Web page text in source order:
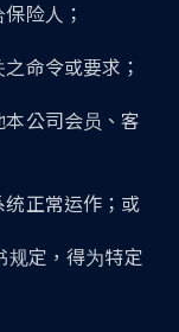
险人；
命令或要求；
公司会员、客
正常运作；或
规定，得为特定